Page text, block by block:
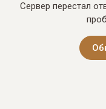
Сервер перестал